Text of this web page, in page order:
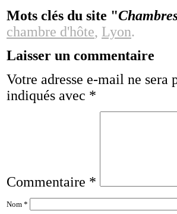
Mots clés du site "
chambre d'hôte, Lyon.
Laisser un commentaire
Votre adresse e-mail ne sera
indiqués avec *
Commentaire *
Nom *